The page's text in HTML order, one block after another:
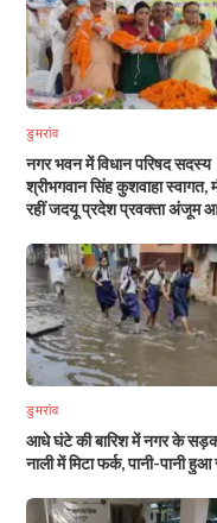
डुमरांव
नगर भवन में विधान परिषद सदस्य
श्रीभगवान सिंह कुशवाहा स्वागत,
रहीं जदयू प्रदेश प्रवक्ता अंजूम
डुमरांव
आधे घंटे की बारिश में नगर के
नाली में मिटा फर्क, पानी-पानी